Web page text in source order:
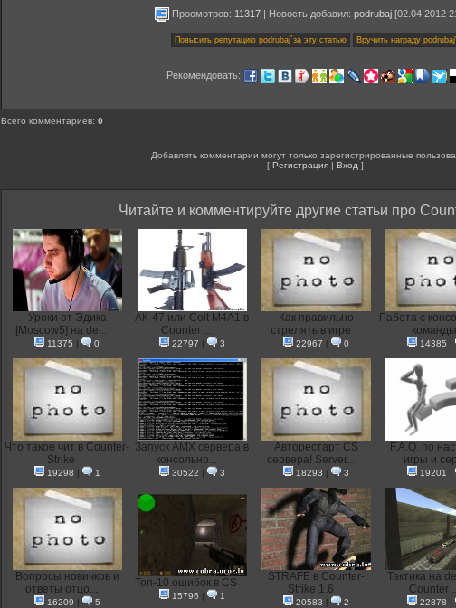
Просмотров: 11317 | Новость добавил: podrubaj [02.04.2012
Рекомендовать:
Всего комментариев: 0
Добавлять комментарии могут только зарегистрированные
[ Регистрация | Вход ]
Читайте и комментируйте другие статьи про
Уроки от Эдика
[Moscow5] на de...
11375 | 0
АК-47 или Colt M4A1 в
Counter ...
22797 | 3
Как правильно
стрелять в игре
22967 | 0
Работа с
команды
14385 |
Что такое чит в Counter-
Strike
19298 | 1
Запуск AMX сервера в
консольно...
30522 | 3
Авторестарт CS
сервера! Server...
18293 | 3
F.A.Q. по
игры и
19201 |
Вопросы новичков и
ответы отцо...
16209 | 5
Топ-10 ошибок в CS
15796 | 1
STRAFE в Counter-
Strike 1.6
20583 | 2
Тактика на
Counter
22878 |